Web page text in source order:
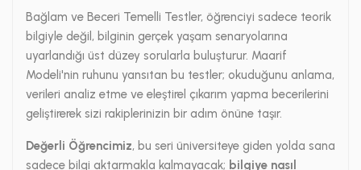
Bağlam ve Beceri Temelli Testler, öğrenciyi sadece teorik
bilgiyle değil, bilginin gerçek yaşam senaryolarına
uyarlandığı üst düzey sorularla buluşturur. Maarif
Modeli'nin ruhunu yansıtan bu testler; okuduğunu anlama,
verileri analiz etme ve eleştirel çıkarım yapma becerilerini
geliştirerek sizi rakiplerinizin bir adım önüne taşır.
Değerli Öğrencimiz, bu seri üniversiteye giden yolda sana
sadece bilgi aktarmakla kalmayacak; bilgiye nasıl